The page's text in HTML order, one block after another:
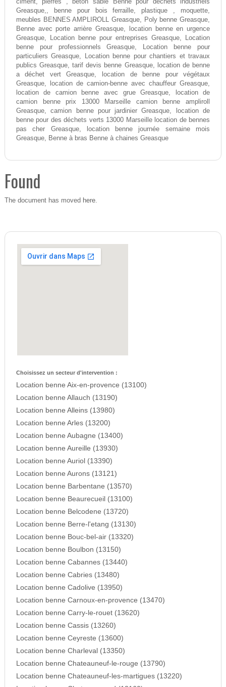
ciment, pierres , béton sable Benne pour déchets industriels
Greasque,, benne pour bois ferraille, plastique , moquette,
meubles BENNES AMPLIROLL Greasque, Poly benne Greasque,
Benne avec porte arrière Greasque, location benne en urgence
Greasque, Location benne pour entreprises Greasque, Location
benne pour professionnels Greasque, Location benne pour
particuliers Greasque, Location benne pour chantiers et travaux
publics Greasque, tarif devis benne Greasque, location de benne
a déchet vert Greasque, location de benne pour végétaux
Greasque, location de camion-benne avec chauffeur Greasque,
location de camion benne avec grue Greasque, location de
camion benne prix 13000 Marseille camion benne ampliroll
Greasque, camion benne pour jardinier Greasque, location de
benne pour des déchets verts 13000 Marseille location de bennes
pas cher Greasque, location benne journée semaine mois
Greasque, Benne à bras Benne à chaines Greasque
Found
The document has moved here.
Choisissez un secteur d'intervention :
Location benne Aix-en-provence (13100)
Location benne Allauch (13190)
Location benne Alleins (13980)
Location benne Arles (13200)
Location benne Aubagne (13400)
Location benne Aureille (13930)
Location benne Auriol (13390)
Location benne Aurons (13121)
Location benne Barbentane (13570)
Location benne Beaurecueil (13100)
Location benne Belcodene (13720)
Location benne Berre-l'etang (13130)
Location benne Bouc-bel-air (13320)
Location benne Boulbon (13150)
Location benne Cabannes (13440)
Location benne Cabries (13480)
Location benne Cadolive (13950)
Location benne Carnoux-en-provence (13470)
Location benne Carry-le-rouet (13620)
Location benne Cassis (13260)
Location benne Ceyreste (13600)
Location benne Charleval (13350)
Location benne Chateauneuf-le-rouge (13790)
Location benne Chateauneuf-les-martigues (13220)